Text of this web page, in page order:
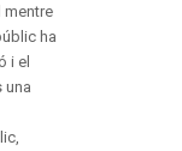
mentre
ha
i el
una